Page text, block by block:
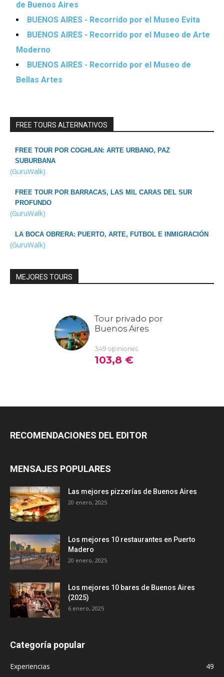
de Buenos Aires
BUENOS AIRES - Recorrido por el Museo Evita
BUENOS AIRES - Recorrido por el Museo de Arte
Moderno
BUENOS AIRES - Recorrido por el Museo de
Bellas Artes
FREE TOURS ALTERNATIVOS
FREE TOUR POR COGHLAN: ARTE URBANO, PAZ
SUBURBANA
(GuruWalk)
FREE TOUR POR BARRACAS, LAS MIL CARAS DEL SUR
PROFUNDO
(GuruWalk)
LA BOCA OBRERA: PUERTO, ARTE, FUTBOL E INMIGRACIÓN
(GuruWalk)
MEJORES TOURS
RECOMENDACIONES DEL EDITOR
MENSAJES POPULARES
Las mejores pizzerías de Buenos Aires
20 enero, 2025
Los mejores 10 restaurantes en Puerto
Madero
20 enero, 2025
Los mejores 10 bares de Buenos Aires
(2025)
6 enero, 2025
Categoría popular
Experiencias
49